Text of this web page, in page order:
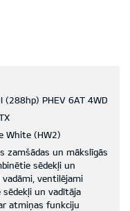
(288hp) PHEV 6AT 4WD
White (HW2)
zamšādas un mākslīgās
sēdekļi un
ventilējami
sēdekļi un vadītāja
atmiņas funkciju